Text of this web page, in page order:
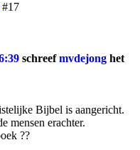
#17
schreefmvdejong het
Bijbel is aangericht.
mensen erachter.
??